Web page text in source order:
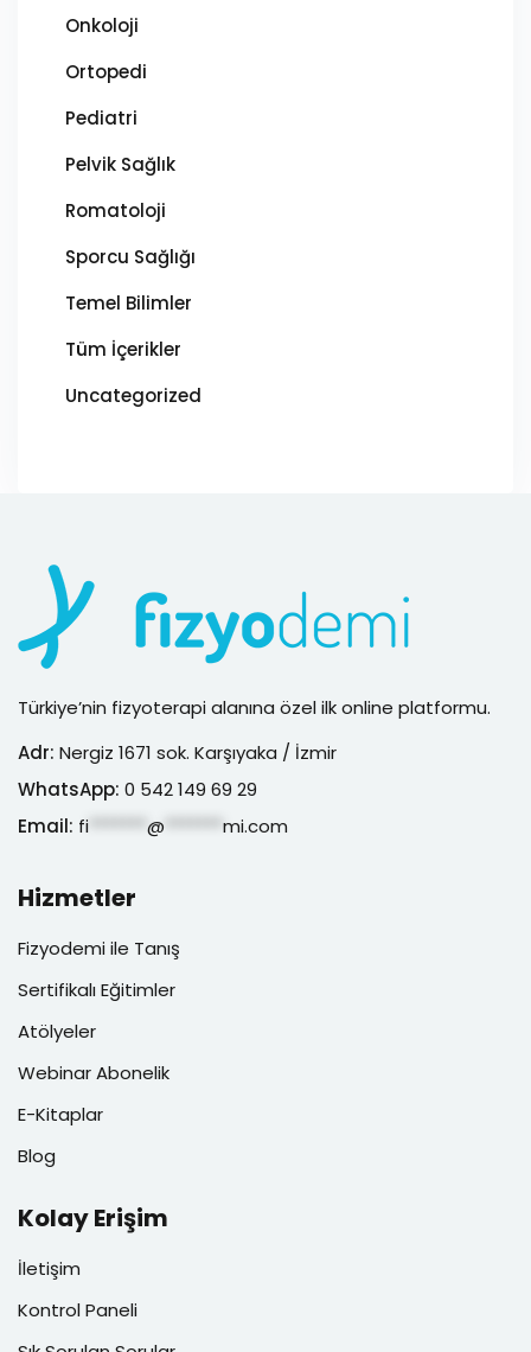
Onkoloji
Ortopedi
Pediatri
Pelvik Sağlık
Romatoloji
Sporcu Sağlığı
Temel Bilimler
Tüm İçerikler
Uncategorized
Türkiye’nin fizyoterapi alanına özel ilk online platformu.
Adr: Nergiz 1671 sok. Karşıyaka / İzmir
WhatsApp: 0 542 149 69 29
Email: fi @ mi.com
Hizmetler
Fizyodemi ile Tanış
Sertifikalı Eğitimler
Atölyeler
Webinar Abonelik
E-Kitaplar
Blog
Kolay Erişim
İletişim
Kontrol Paneli